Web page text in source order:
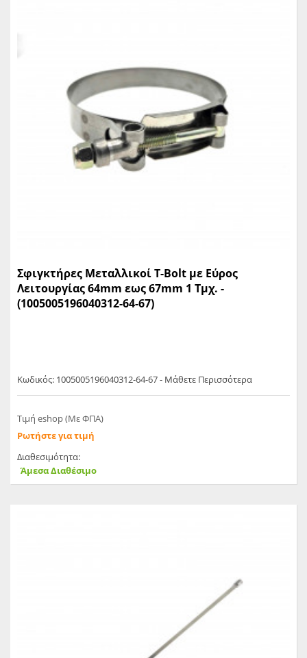
Σφιγκτήρες Μεταλλικοί T-Bolt με Εύρος
Λειτουργίας 64mm εως 67mm 1 Τμχ. -
(1005005196040312-64-67)
Κωδικός: 1005005196040312-64-67 - Μάθετε Περισσότερα
Τιμή eshop (Με ΦΠΑ)
Ρωτήστε για τιμή
Διαθεσιμότητα:
Άμεσα Διαθέσιμο